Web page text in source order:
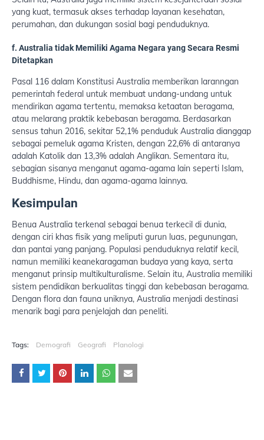
yang kuat, termasuk akses terhadap layanan kesehatan,
perumahan, dan dukungan sosial bagi penduduknya.
f. Australia tidak Memiliki Agama Negara yang Secara Resmi
Ditetapkan
Pasal 116 dalam Konstitusi Australia memberikan laranngan
pemerintah federal untuk membuat undang-undang untuk
mendirikan agama tertentu, memaksa ketaatan beragama,
atau melarang praktik kebebasan beragama. Berdasarkan
sensus tahun 2016, sekitar 52,1% penduduk Australia dianggap
sebagai pemeluk agama Kristen, dengan 22,6% di antaranya
adalah Katolik dan 13,3% adalah Anglikan. Sementara itu,
sebagian sisanya menganut agama-agama lain seperti Islam,
Buddhisme, Hindu, dan agama-agama lainnya.
Kesimpulan
Benua Australia terkenal sebagai benua terkecil di dunia,
dengan ciri khas fisik yang meliputi gurun luas, pegunungan,
dan pantai yang panjang. Populasi penduduknya relatif kecil,
namun memiliki keanekaragaman budaya yang kaya, serta
menganut prinsip multikulturalisme. Selain itu, Australia memiliki
sistem pendidikan berkualitas tinggi dan kebebasan beragama.
Dengan flora dan fauna uniknya, Australia menjadi destinasi
menarik bagi para penjelajah dan peneliti.
Tags: Demografi Geografi Planologi